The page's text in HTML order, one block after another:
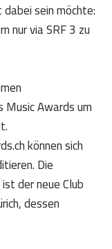
sein möchte:
nur via SRF 3 zu
Awards um
können sich
Die
der neue Club
dessen